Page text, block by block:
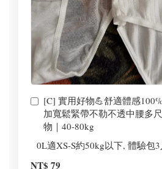
[C] 實用好物💪舒適體感
加寬鬆緊帶不勒不透中腰多
物｜40-80kg
NT$ 79